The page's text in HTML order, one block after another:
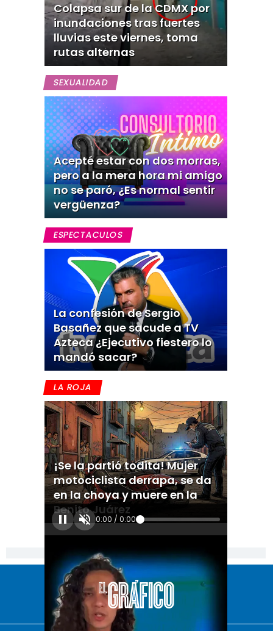
Colapsa sur de la CDMX por
inundaciones tras fuertes
lluvias este viernes, toma
rutas alternas
SEXUALIDAD
Acepté estar con dos morras,
pero a la mera hora mi amigo
no se paró, ¿Es normal sentir
vergüenza?
ESPECTACULOS
La confesión de Sergio
Basañez que sacude a TV
Azteca ¿Ejecutivo fiestero lo
mandó sacar?
LA ROJA
¡Se la partió todita! Mujer
motociclista derrapa, se da
en la choya y muere en la
Benito Juárez
0:00 / 0:00
[Publicidad]